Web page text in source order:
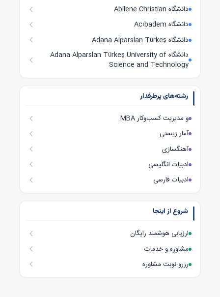
دانشگاه Abilene Christian
دانشگاه Acıbadem
دانشگاه Adana Alparslan Türkeş
دانشگاه Adana Alparslan Türkeş University of
Science and Technology
رشته‌های پرطرفدار
MBA و مدیریت کسب‌وکار
آمار زیستی
آهنگسازی
ادبیات انگلیسی
ادبیات فارسی
شروع از اینجا
ارزیابی هوشمند رایگان
مشاوره و خدمات
رزرو نوبت مشاوره